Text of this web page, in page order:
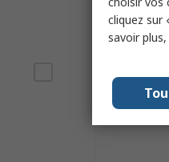
cliquez sur
savoir